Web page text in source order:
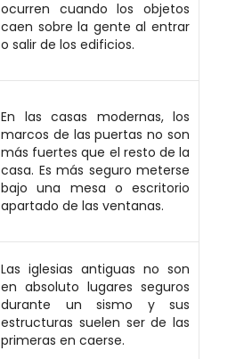
ocurren cuando los objetos
caen sobre la gente al entrar
o salir de los edificios.
En las casas modernas, los
marcos de las puertas no son
más fuertes que el resto de la
casa. Es más seguro meterse
bajo una mesa o escritorio
apartado de las ventanas.
Las iglesias antiguas no son
en absoluto lugares seguros
durante un sismo y sus
estructuras suelen ser de las
primeras en caerse.